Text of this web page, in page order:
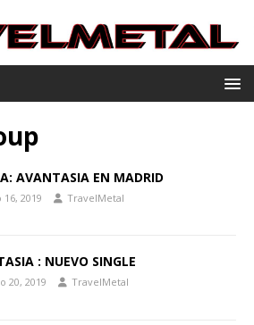
AVANTASIA EN MADRID
16, 2019 TravelMetal
: NUEVO SINGLE
20, 2019 TravelMetal